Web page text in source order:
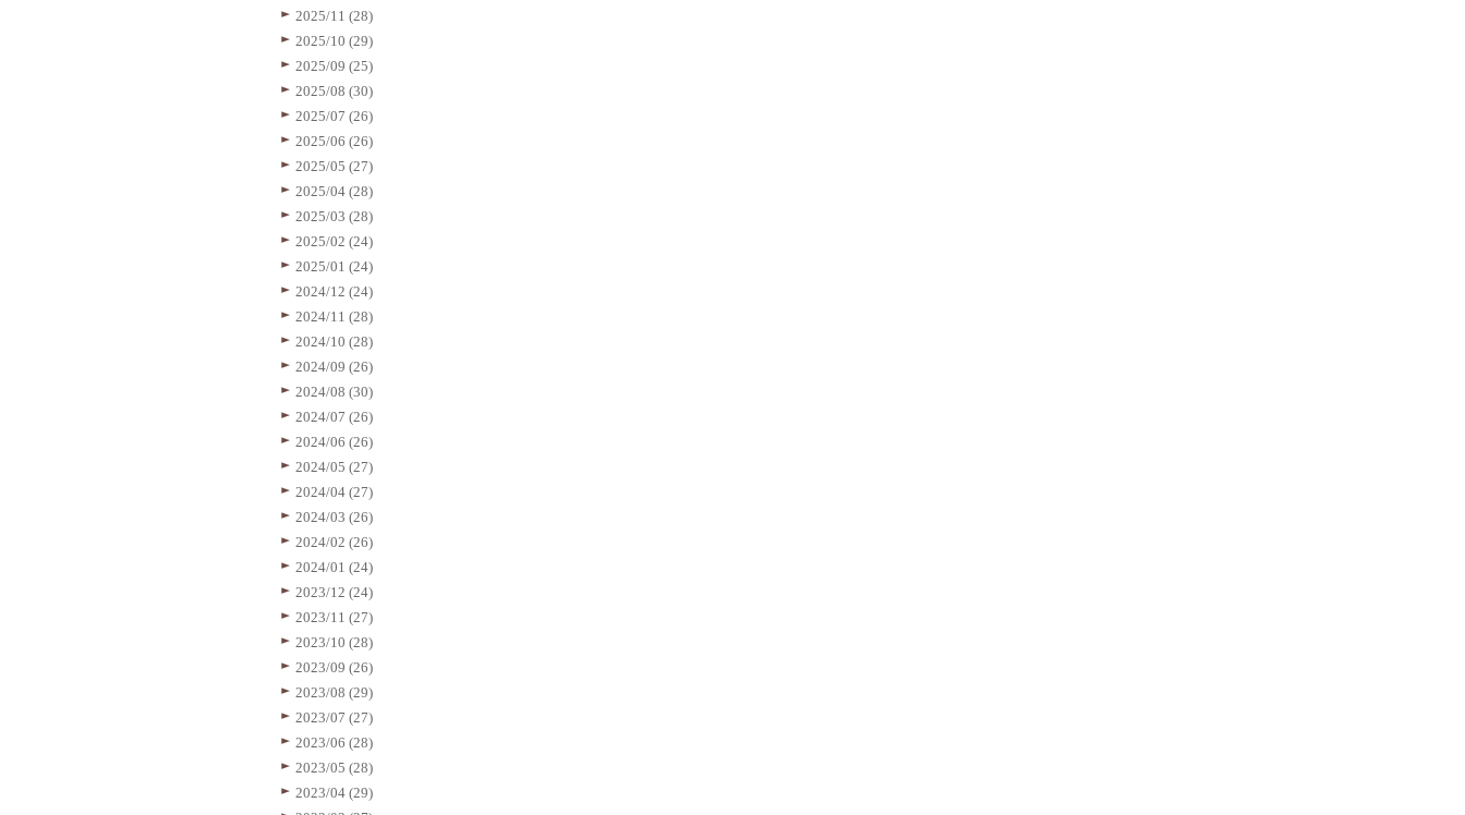
2025/11 (28)
2025/10 (29)
2025/09 (25)
2025/08 (30)
2025/07 (26)
2025/06 (26)
2025/05 (27)
2025/04 (28)
2025/03 (28)
2025/02 (24)
2025/01 (24)
2024/12 (24)
2024/11 (28)
2024/10 (28)
2024/09 (26)
2024/08 (30)
2024/07 (26)
2024/06 (26)
2024/05 (27)
2024/04 (27)
2024/03 (26)
2024/02 (26)
2024/01 (24)
2023/12 (24)
2023/11 (27)
2023/10 (28)
2023/09 (26)
2023/08 (29)
2023/07 (27)
2023/06 (28)
2023/05 (28)
2023/04 (29)